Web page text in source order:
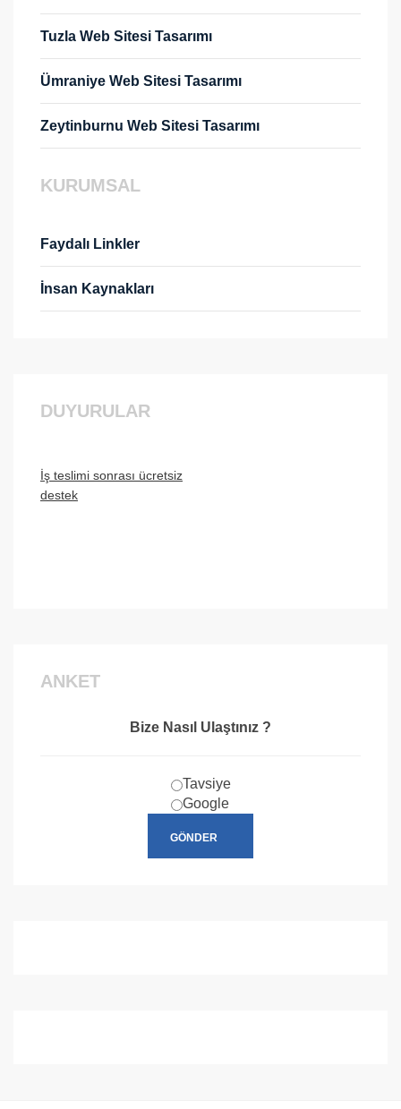
Tuzla Web Sitesi Tasarımı
Ümraniye Web Sitesi Tasarımı
Zeytinburnu Web Sitesi Tasarımı
KURUMSAL
Faydalı Linkler
İnsan Kaynakları
DUYURULAR
destek
ANKET
Bize Nasıl Ulaştınız ?
Tavsiye
Google